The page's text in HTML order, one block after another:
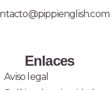
Enlaces
Aviso legal